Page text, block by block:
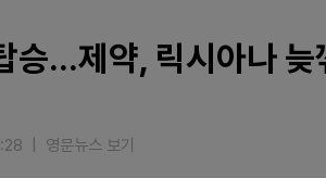
승...제약, 릭시아나 늦
영문뉴스 보기